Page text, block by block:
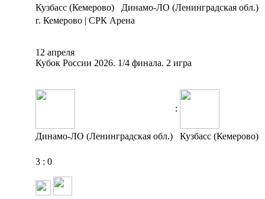
Кузбасс (Кемерово)
Динамо-ЛО (Ленинградская обл.)
г. Кемерово | СРК Арена
12 апреля
Кубок России 2026. 1/4 финала. 2 игра
:
Динамо-ЛО (Ленинградская обл.) Кузбасс (Кемерово)
3 : 0